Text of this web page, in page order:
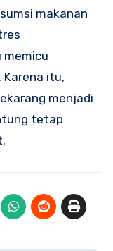
makanan
memicu
Karena itu,
menjadi
tetap